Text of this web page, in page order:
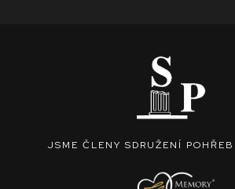
JSME ČLENY SDRUŽENÍ